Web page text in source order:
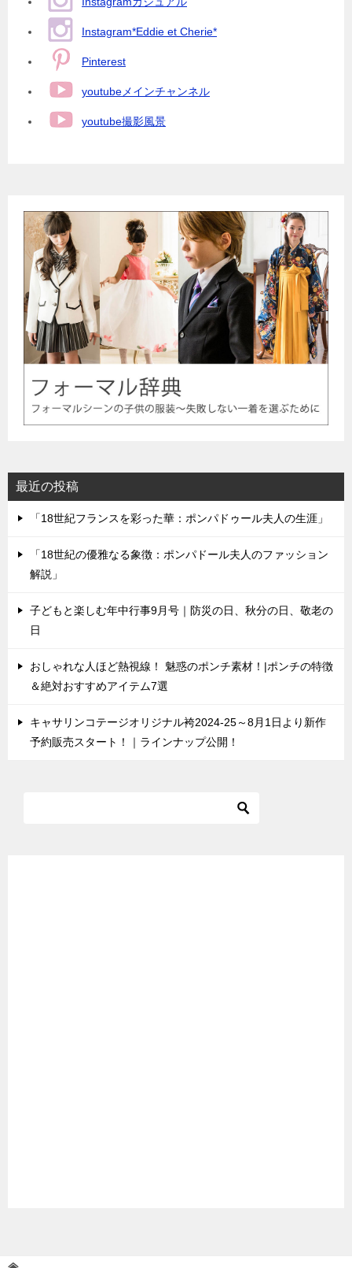
Instagram*Eddie et Cherie*
Pinterest
youtubeメインチャンネル
youtube撮影風景
最近の投稿
「18世紀フランスを彩った華：ポンパドゥール夫人の生涯」
「18世紀の優雅なる象徴：ポンパドール夫人のファッション
解説」
子どもと楽しむ年中行事9月号｜防災の日、秋分の日、敬老の
日
おしゃれな人ほど熱視線！ 魅惑のポンチ素材！|ポンチの特徴
＆絶対おすすめアイテム7選
キャサリンコテージオリジナル袴2024-25～8月1日より新作
予約販売スタート！｜ラインナップ公開！